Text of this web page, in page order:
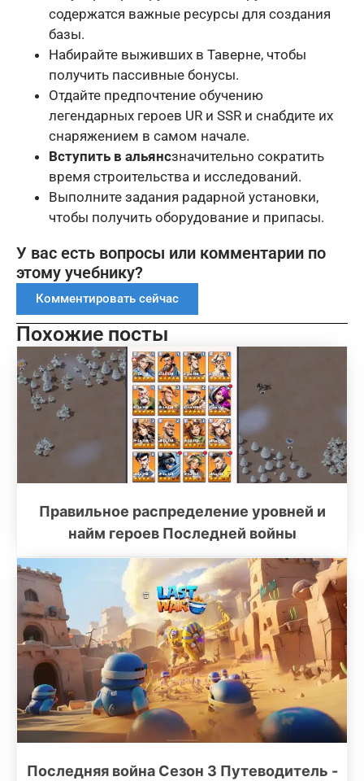
содержатся важные ресурсы для создания
базы.
Набирайте выживших в Таверне, чтобы
получить пассивные бонусы.
Отдайте предпочтение обучению
легендарных героев UR и SSR и снабдите их
снаряжением в самом начале.
Вступить в альянсзначительно сократить
время строительства и исследований.
Выполните задания радарной установки,
чтобы получить оборудование и припасы.
У вас есть вопросы или комментарии по
этому учебнику?
Комментировать сейчас
Похожие посты
Правильное распределение уровней и
найм героев Последней войны
Последняя война Сезон 3 Путеводитель -